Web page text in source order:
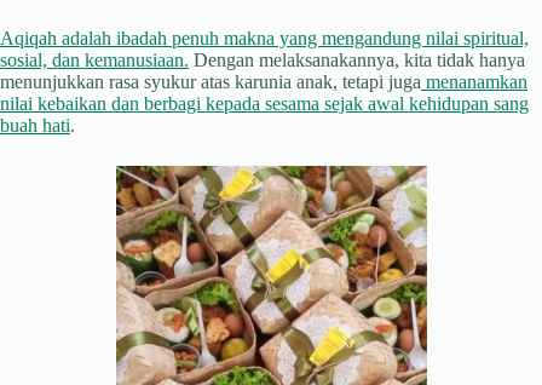
Aqiqah adalah ibadah penuh makna yang mengandung nilai spiritual,
sosial, dan kemanusiaan. Dengan melaksanakannya, kita tidak hanya
menunjukkan rasa syukur atas karunia anak, tetapi juga menanamkan
nilai kebaikan dan berbagi kepada sesama sejak awal kehidupan sang
buah hati.